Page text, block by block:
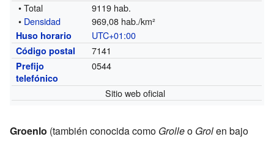
• Total
9119 hab.
• Densidad 969,08 hab./km²
Huso horario UTC+01:00
Código postal 7141
Prefijo
telefónico
0544
Sitio web oficial
Groenlo (también conocida como Grolleo Grolen bajo